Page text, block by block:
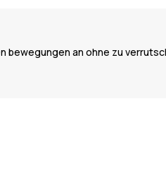
bewegungen an ohne zu